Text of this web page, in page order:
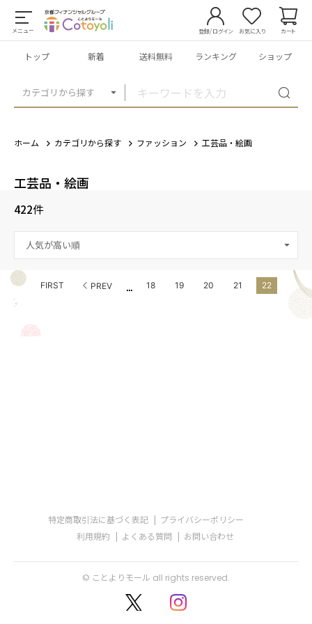
メニュー
カテゴリから探す
登録/ログイン お気に入り カート
トップ 新着 送料無料 ランキング ショップ
ホーム カテゴリから探す ファッション 工芸品・絵画
工芸品・絵画
422件
FIRST PREV ... 18 19 20 21 22
特定商取引法に基づく表記
プライバシーポリシー
利用規約
よくある質問 お問い合わせ
© ことよりモール all rights reserved.